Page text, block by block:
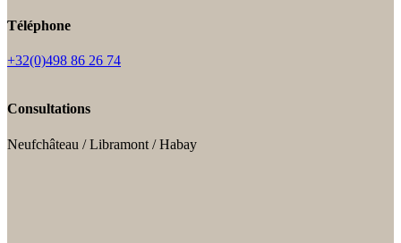
Téléphone
+32(0)498 86 26 74
Consultations
Neufchâteau / Libramont / Habay